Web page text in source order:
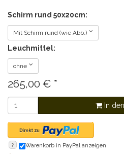
Schirm rund 50x20cm:
Mit Schirm rund (wie Abb.)
Leuchmittel:
ohne
265,00 € *
In
? Warenkorb in PayPal anzeigen